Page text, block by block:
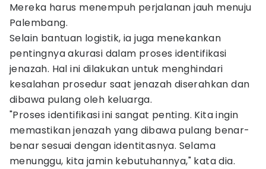
Mereka harus menempuh perjalanan jauh menuju
Palembang.
Selain bantuan logistik, ia juga menekankan
pentingnya akurasi dalam proses identifikasi
jenazah. Hal ini dilakukan untuk menghindari
kesalahan prosedur saat jenazah diserahkan dan
dibawa pulang oleh keluarga.
"Proses identifikasi ini sangat penting. Kita ingin
memastikan jenazah yang dibawa pulang benar-
benar sesuai dengan identitasnya. Selama
menunggu, kita jamin kebutuhannya," kata dia.